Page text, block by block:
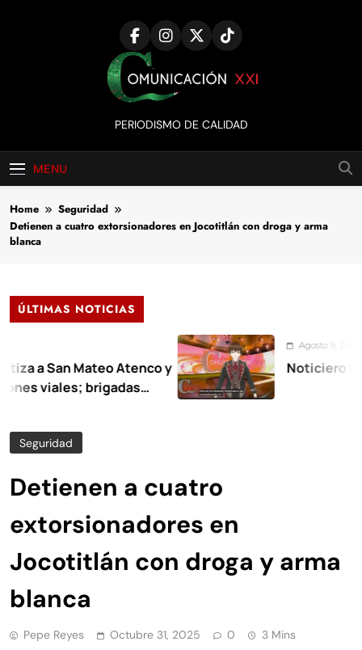
Comunicación
XXI
PERIODISMO DE CALIDAD
MENU
Home
Seguridad
Detienen a cuatro extorsionadores en Jocotitlán con droga y arma
blanca
ÚLTIMAS NOTICIAS
Mateo Atenco y
brigadas
Agosto 9, 2026
Noticiero
Seguridad
Detienen a cuatro
extorsionadores en
Jocotitlán con droga y arma
blanca
Pepe Reyes Octubre 31, 2025 0 3 Mins